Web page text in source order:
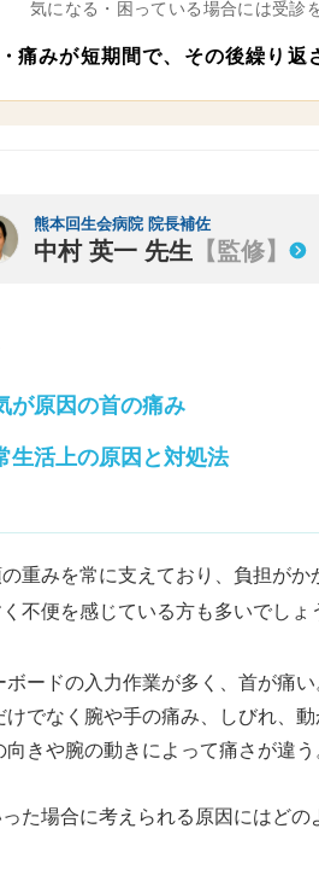
気になる・困っている場合には受診
痛みが短期間で、その後繰り返
熊本回生会病院 院長補佐
中村 英一 先生 【監修】
が原因の首の痛み
生活上の原因と対処法
重みを常に支えており、負担が
不便を感じている方も多いでしょ
ボードの入力作業が多く、首が痛い
けでなく腕や手の痛み、しびれ、動
向きや腕の動きによって痛さが違う
た場合に考えられる原因にはどの